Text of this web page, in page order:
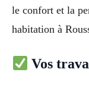
le confort et la
habitation à
Vos